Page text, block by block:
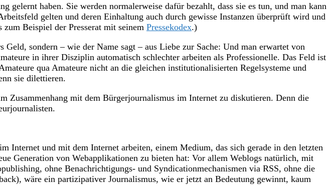
haben. Sie werden normalerweise dafür bezahlt, dass sie es tun, und man kann
gelten und deren Einhaltung auch durch gewisse Instanzen überprüft wird und
Beispiel der Presserat mit seinem Pressekodex.)
sondern – wie der Name sagt – aus Liebe zur Sache: Und man erwartet von
in ihrer Disziplin automatisch schlechter arbeiten als Professionelle. Das Feld ist
qua Amateure nicht an die gleichen institutionalisierten Regelsysteme und
sie dilettieren.
Zusammenhang mit dem Bürgerjournalismus im Internet zu diskutieren. Denn die
Internet und mit dem Internet arbeiten, einem Medium, das sich gerade in den letzten
Generation von Webapplikationen zu bieten hat: Vor allem Weblogs natürlich, mit
ohne Benachrichtigungs- und Syndicationmechanismen via RSS, ohne die
wäre ein partizipativer Journalismus, wie er jetzt an Bedeutung gewinnt, kaum